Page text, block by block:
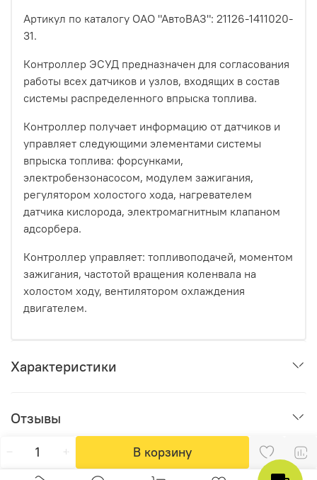
В корзину
Артикул по каталогу ОАО "АвтоВАЗ": 21126-1411020-
31.
Контроллер ЭСУД предназначен для согласования
работы всех датчиков и узлов, входящих в состав
системы распределенного впрыска топлива.
Контроллер получает информацию от датчиков и
управляет следующими элементами системы
впрыска топлива: форсунками,
электробензонасосом, модулем зажигания,
регулятором холостого хода, нагревателем
датчика кислорода, электромагнитным клапаном
адсорбера.
Контроллер управляет: топливоподачей, моментом
зажигания, частотой вращения коленвала на
холостом ходу, вентилятором охлаждения
двигателем.
Характеристики
Отзывы